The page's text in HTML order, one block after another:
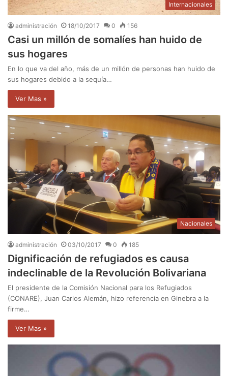
Internacionales
administración 18/10/2017 0 156
Casi un millón de somalíes han huido de
sus hogares
En lo que va del año, más de un millón de personas han huido de
sus hogares debido a la sequía…
Ver Mas »
Nacionales
administración 03/10/2017 0 185
Dignificación de refugiados es causa
indeclinable de la Revolución Bolivariana
El presidente de la Comisión Nacional para los Refugiados
(CONARE), Juan Carlos Alemán, hizo referencia en Ginebra a la
firme…
Ver Mas »